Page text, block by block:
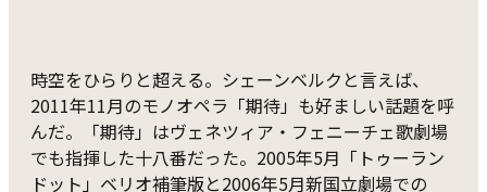
時空をひらりと超える。シェーンベルクと言えば、
2011年11月のモノオペラ「期待」も好ましい話題を呼
んだ。「期待」はヴェネツィア・フェニーチェ歌劇場
でも指揮した十八番だった。2005年5月「トゥーラン
ドット」ベリオ補筆版と2006年5月新国立劇場での